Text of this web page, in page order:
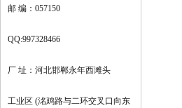
邮 编：057150
QQ:997328466
厂 址：河北邯郸永年西滩头
工业区 (洺鸡路与二环交叉口向东